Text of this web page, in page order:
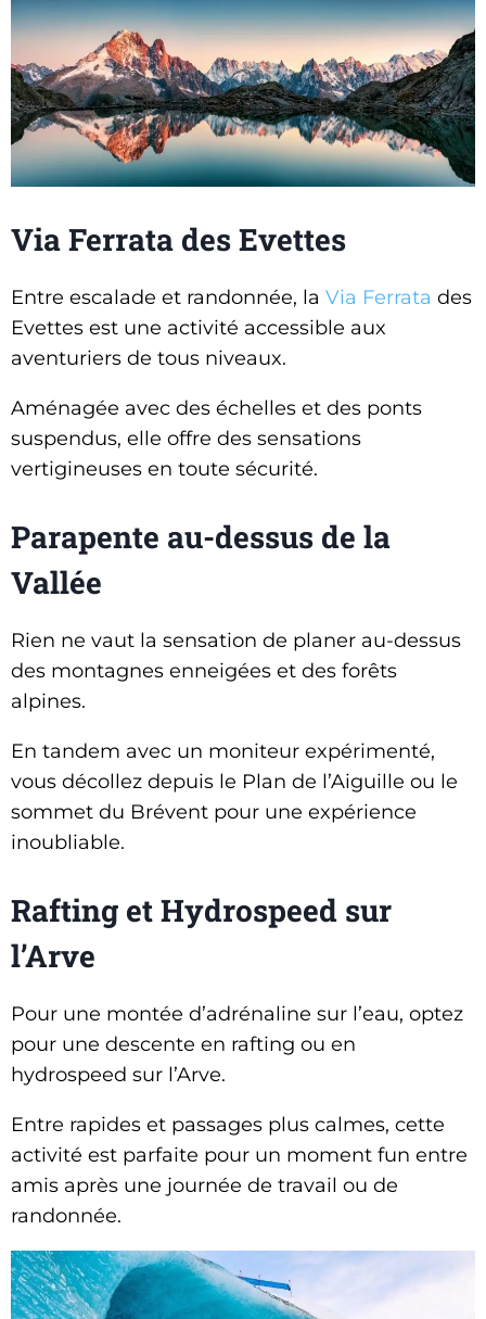
Via Ferrata des Evettes
Entre escalade et randonnée, la Via Ferrata des
Evettes est une activité accessible aux
aventuriers de tous niveaux.
Aménagée avec des échelles et des ponts
suspendus, elle offre des sensations
vertigineuses en toute sécurité.
Parapente au-dessus de la
Vallée
Rien ne vaut la sensation de planer au-dessus
des montagnes enneigées et des forêts
alpines.
En tandem avec un moniteur expérimenté,
vous décollez depuis le Plan de l’Aiguille ou le
sommet du Brévent pour une expérience
inoubliable.
Rafting et Hydrospeed sur
l’Arve
Pour une montée d’adrénaline sur l’eau, optez
pour une descente en rafting ou en
hydrospeed sur l’Arve.
Entre rapides et passages plus calmes, cette
activité est parfaite pour un moment fun entre
amis après une journée de travail ou de
randonnée.